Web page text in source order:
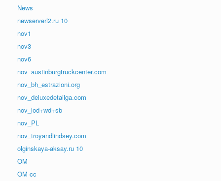
News
newserverl2.ru 10
nov1
nov3
nov6
nov_austinburgtruckcenter.com
nov_bh_estrazioni.org
nov_deluxedetailga.com
nov_lod+wd+sb
nov_PL
nov_troyandlindsey.com
olginskaya-aksay.ru 10
OM
OM cc